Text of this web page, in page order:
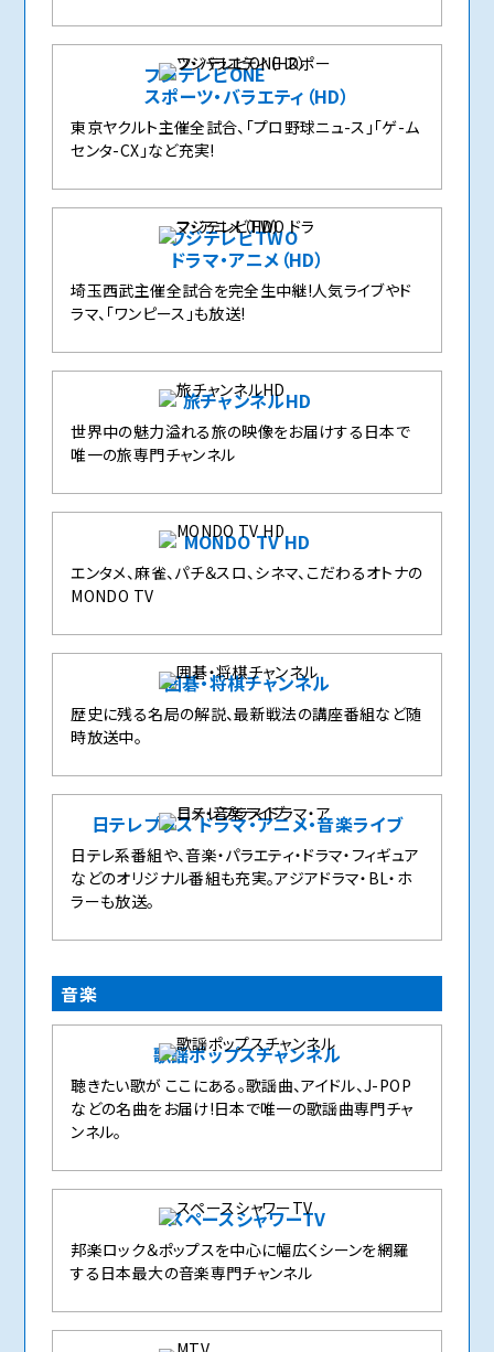
フジテレビONE
スポーツ・バラエティ（HD）
東京ヤクルト主催全試合、「プロ野球ニュ-ス」「ゲ-ム
センタ-CX」など充実!
フジテレビTWO
ドラマ・アニメ（HD）
埼玉西武主催全試合を完全生中継!人気ライブやド
ラマ、「ワンピース」も放送!
旅チャンネルHD
世界中の魅力溢れる旅の映像をお届けする日本で
唯一の旅専門チャンネル
MONDO TV HD
エンタメ、麻雀、パチ＆スロ、シネマ、こだわるオトナの
MONDO TV
囲碁・将棋チャンネル
歴史に残る名局の解説、最新戦法の講座番組など随
時放送中。
日テレプラス ドラマ・アニメ・音楽ライブ
日テレ系番組や、音楽・パラエティ・ドラマ・フィギュア
などのオリジナル番組も充実。アジアドラマ・BL・ホ
ラーも放送。
音楽
歌謡ポップスチャンネル
聴きたい歌が ここにある。歌謡曲、アイドル、J-POP
などの名曲をお届け!日本で唯一の歌謡曲専門チャ
ンネル。
スペースシャワーTV
邦楽ロック＆ポップスを中心に幅広くシーンを網羅
する日本最大の音楽専門チャンネル